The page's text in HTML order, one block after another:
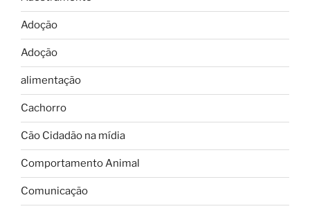
Adoção
Adoção
alimentação
Cachorro
Cão Cidadão na mídia
Comportamento Animal
Comunicação